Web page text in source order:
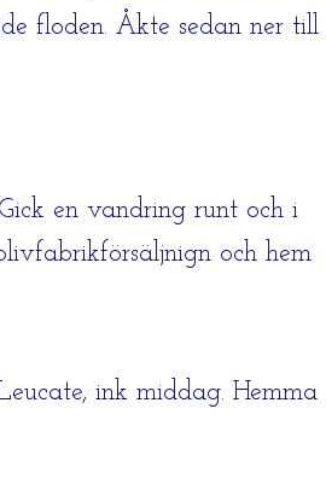
floden. Åkte sedan ner till
en vandring runt och i
och hem
ink middag. Hemma